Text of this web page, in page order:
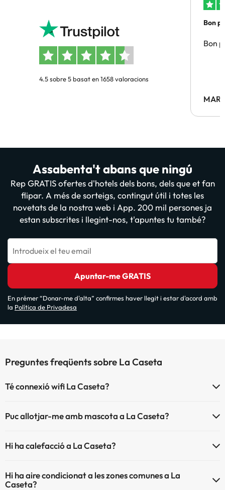
4.5 sobre 5 basat en 1658 valoracions
Bon
Bon
Assabenta't abans que ningú
Rep GRATIS ofertes d'hotels dels bons, dels que et fan
flipar. A més de sorteigs, contingut útil i totes les
novetats de la nostra web i App. 200 mil persones ja
estan subscrites i llegint-nos, t'apuntes tu també?
Introdueix el teu email
Apuntar-me GRATIS
En prémer “Donar-me d'alta” confirmes haver llegit i estar d'acord amb
la Política de Privadesa
Preguntes freqüents sobre La Caseta
Té connexió wifi La Caseta?
Puc allotjar-me amb mascota a La Caseta?
Hi ha calefacció a La Caseta?
Hi ha aire condicionat a les zones comunes a La
Caseta?